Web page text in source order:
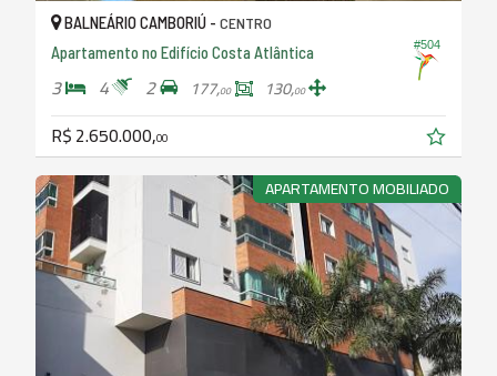
#504
BALNEÁRIO CAMBORIÚ - CENTRO
Apartamento no Edifício Costa Atlântica
3 4 2 177,00 130,00
R$ 2.650.000,00
APARTAMENTO MOBILIADO